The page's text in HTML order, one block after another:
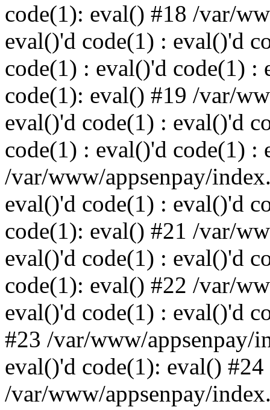
code(1): eval() #18 /var/
eval()'d code(1) : eval()'d
code(1) : eval()'d code(1) :
code(1): eval() #19 /var/
eval()'d code(1) : eval()'d
code(1) : eval()'d code(1) :
/var/www/appsenpay/
eval()'d code(1) : eval()'d
code(1): eval() #21 /var/
eval()'d code(1) : eval()'d
code(1): eval() #22 /var/
eval()'d code(1) : eval()'d
#23 /var/www/appsenpay/
eval()'d code(1): eval() #24
/var/www/appsenpay/